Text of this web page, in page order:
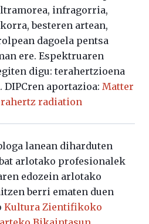
infragorria,
besteren artean,
dagoela pentsa
ere. Espektruaren
digu: terahertzioena
aportazioa: Matter
radiation
lanean diharduten
arlotako profesionalek
edozein arlotako
berri ematen duen
Kultura Zientifikoko